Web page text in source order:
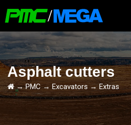
Asphalt cutters
→ PMC → Excavators → Extras